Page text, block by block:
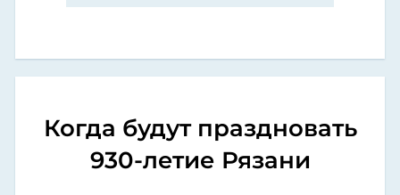
Когда будут праздновать
930-летие Рязани